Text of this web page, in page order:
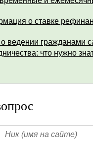
о ставке
ведении гражданами
что нужно